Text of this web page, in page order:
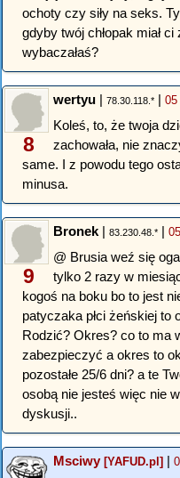
ochoty czy siły na seks.
gdyby twój chłopak miał
wybaczałaś?
8
wertyu | 78.30.118.* | 05
Koleś, to, że twoja
zachowała, nie
same. I z powodu tego
minusa.
9
Bronek | 83.230.48.* |
@ Brusia weź się
tylko 2 razy w
kogoś na boku bo to jest
patyczaka płci żeńskiej to
Rodzić? Okres? co to ma
zabezpieczyć a okres to
pozostałe 25/6 dni? a te
osobą nie jesteś więc nie
dyskusji..
Msciwy[YAFUD.pl] |